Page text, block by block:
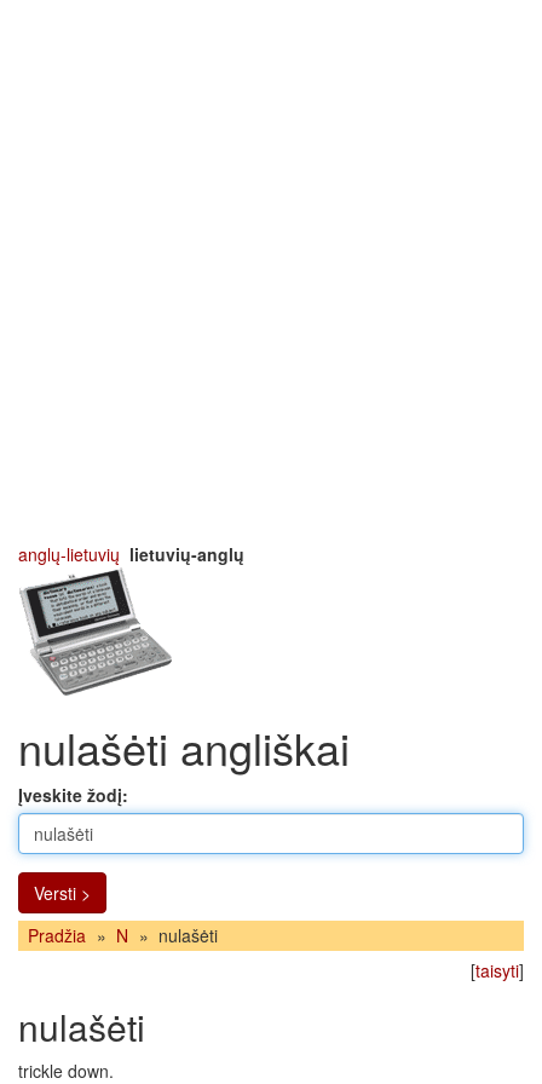
anglų-lietuvių lietuvių-anglų
nulašėti angliškai
Įveskite žodį:
Versti >
Pradžia » N » nulašėti
[taisyti]
nulašėti
trickle down.